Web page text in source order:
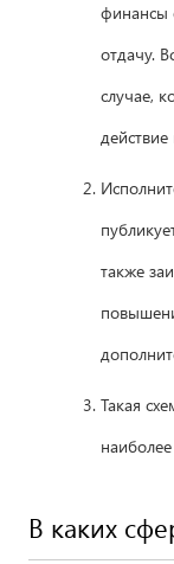
финансы
отдачу.
случае,
также
Такая
В каких